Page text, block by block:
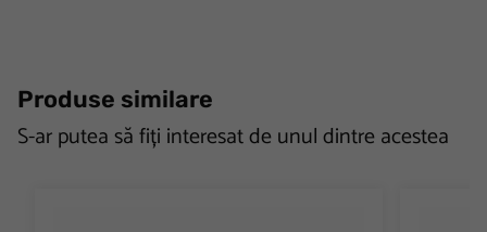
Produse similare
S-ar putea să fiți interesat de unul dintre acestea